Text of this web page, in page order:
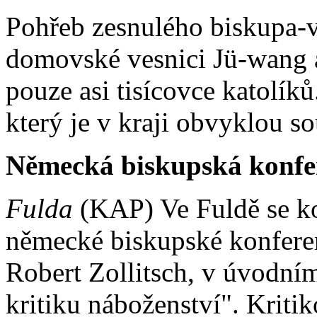
Pohřeb zesnulého
domovské vesnici Jü-
pouze asi tisícovce
který je v kraji obvyklou
Německá biskupská
Fulda (KAP) Ve Fuldě se
německé biskupské
Robert Zollitsch, v
kritiku náboženství".